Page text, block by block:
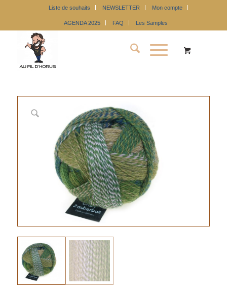
Liste de souhaits NEWSLETTER Mon compte
AGENDA 2025 FAQ Les Samples